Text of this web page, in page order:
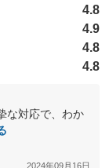
4.8
4.9
4.8
4.8
な対応で、わか
2024年09月16日